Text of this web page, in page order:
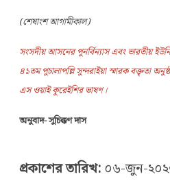
(শেষাংশ আগামীকাল)
সংসদীয় আসনের পুনর্বিন্যাস এবং ভারতীয়
৪১তম পুচালাপল্লি সুন্দরাইয়া স্মারক বক্তৃতা
এস ওয়াই কুরেইশির ভাষণ।
অনুবাদ- সুচিক্কণ দাস
প্রকাশের তারিখ:০৬-জুন-